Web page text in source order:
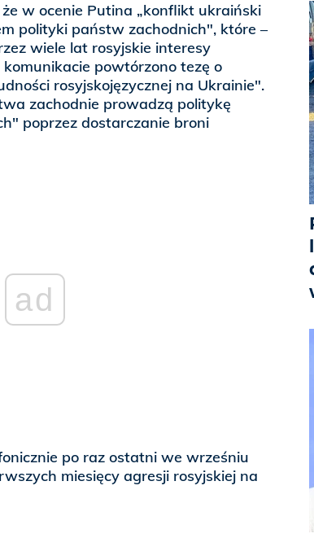
w ocenie Putina „konflikt ukraiński
polityki państw zachodnich", które –
wiele lat rosyjskie interesy
powtórzono tezę o
rosyjskojęzycznej na Ukrainie".
zachodnie prowadzą politykę
poprzez dostarczanie broni
ad
po raz ostatni we wrześniu
miesięcy agresji rosyjskiej na